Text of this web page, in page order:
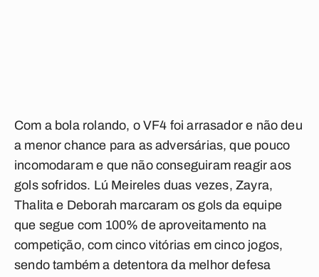
Com a bola rolando, o VF4 foi arrasador e não deu
a menor chance para as adversárias, que pouco
incomodaram e que não conseguiram reagir aos
gols sofridos. Lú Meireles duas vezes, Zayra,
Thalita e Deborah marcaram os gols da equipe
que segue com 100% de aproveitamento na
competição, com cinco vitórias em cinco jogos,
sendo também a detentora da melhor defesa